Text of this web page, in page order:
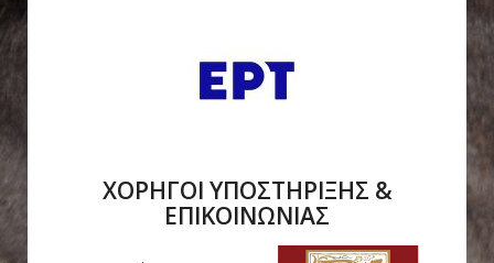
ΧΟΡΗΓΟΙ ΥΠΟΣΤΗΡΙΞΗΣ &
ΕΠΙΚΟΙΝΩΝΙΑΣ